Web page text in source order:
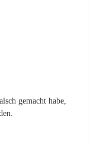
gemacht habe,